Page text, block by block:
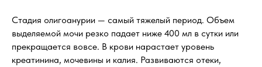
Стадия олигоанурии — самый тяжелый период. Объем
выделяемой мочи резко падает ниже 400 мл в сутки или
прекращается вовсе. В крови нарастает уровень
креатинина, мочевины и калия. Развиваются отеки,